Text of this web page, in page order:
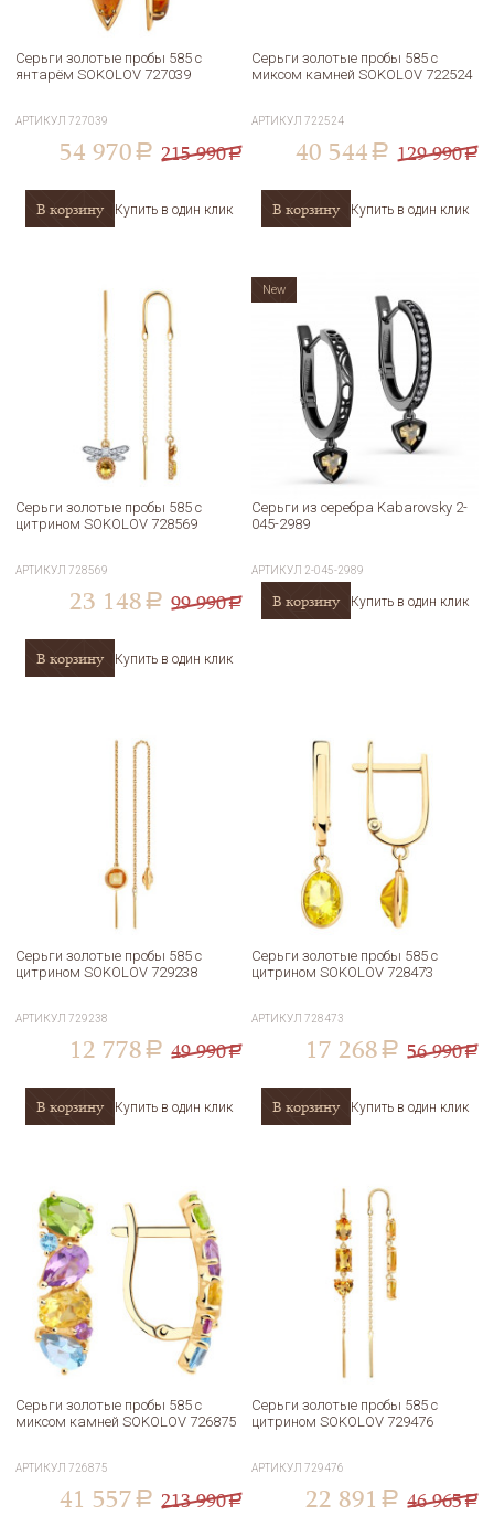
Серьги золотые пробы 585 с
янтарём SOKOLOV 727039
АРТИКУЛ 727039
54 970 a 215 990a
В корзину Купить в один клик
Серьги золотые пробы 585 с
миксом камней SOKOLOV 722524
АРТИКУЛ 722524
40 544 a 129 990a
В корзину Купить в один клик
Серьги золотые пробы 585 с
цитрином SOKOLOV 728569
АРТИКУЛ728569
23 148 a 99 990a
В корзину Купить в один клик
Серьги из серебра Kabarovsky 2-
045-2989
АРТИКУЛ 2-045-2989
В корзину Купить в один клик
New
Серьги золотые пробы 585 с
цитрином SOKOLOV 729238
АРТИКУЛ729238
12 778 a 49 990a
В корзину Купить в один клик
Серьги золотые пробы 585 с
цитрином SOKOLOV 728473
АРТИКУЛ728473
17 268 a 56 990a
В корзину Купить в один клик
Серьги золотые пробы 585 с
миксом камней SOKOLOV 726875
АРТИКУЛ726875
41 557 a 213 990a
Серьги золотые пробы 585 с
цитрином SOKOLOV 729476
АРТИКУЛ729476
22 891 a 46 965a